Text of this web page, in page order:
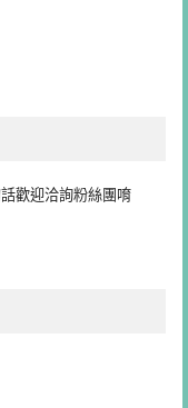
歡迎洽詢粉絲團唷